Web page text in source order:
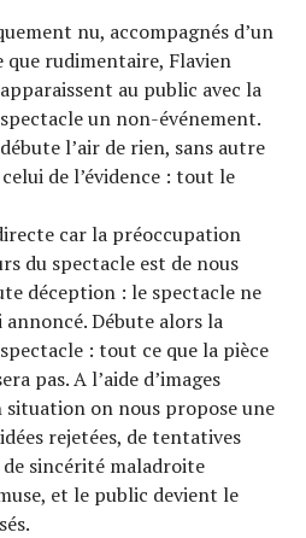
nu, accompagnés d’un
que rudimentaire, Flavien
au public avec la
un non-événement.
l’air de rien, sans autre
de l’évidence : tout le
car la préoccupation
du spectacle est de nous
déception : le spectacle ne
Débute alors la
: tout ce que la pièce
pas. A l’aide d’images
situation on nous propose une
rejetées, de tentatives
de sincérité maladroite
et le public devient le